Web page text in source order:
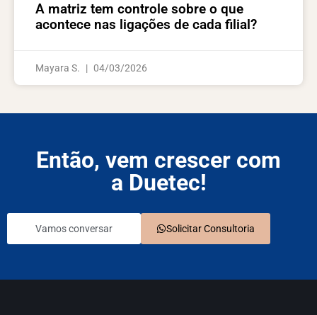
A matriz tem controle sobre o que
acontece nas ligações de cada filial?
Mayara S. 04/03/2026
Então, vem crescer com
a Duetec!
Vamos conversar Solicitar Consultoria